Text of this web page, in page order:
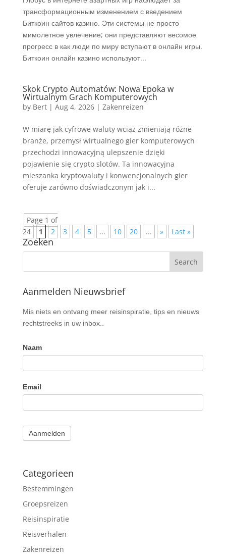
трансформационным изменением с введением
Биткоин сайтов казино. Эти системы не просто
мимолетное увлечение; они представляют весомое
прогресс в как люди по миру вступают в онлайн игры.
Биткоин онлайн казино используют...
Skok Crypto Automatów: Nowa Epoka w
Wirtualnym Grach Komputerowych
by Bert| Aug 4, 2026| Zakenreizen
W miarę jak cyfrowe waluty wciąż zmieniają różne
branże, przemysł wirtualnego gier komputerowych
przechodzi innowacyjną ulepszenie dzięki
pojawienie się crypto slotów. Ta innowacyjna
mieszanka kryptowaluty i konwencjonalnych gier
oferuje zarówno doświadczonym jak i...
Page 1 of
24
1 2 3 4 5 ... 10 20 ... » Last »
Zoeken
Aanmelden Nieuwsbrief
Mis niets en ontvang meer reisinspiratie, tips en nieuws
rechtstreeks in uw inbox..
Naam
Email
Aanmelden
Categorieen
Bestemmingen
Groepsreizen
Reisinspiratie
Reisverhalen
Zakenreizen